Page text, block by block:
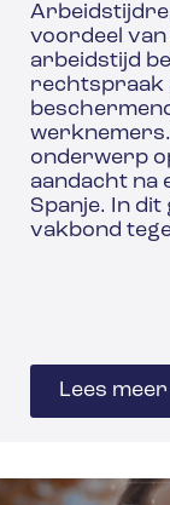
voordeel
arbeidstijd
rechtspraak
onderwerp
aandacht na
Spanje. In
vakbond
Lees